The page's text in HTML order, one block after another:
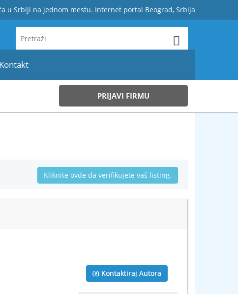
u Srbiji na jednom mestu. Internet portal Beograd, Srbija
Kontakt
PRIJAVI FIRMU
Kliknite ovde da verifikujete vaš listing.
Kontaktiraj Autora